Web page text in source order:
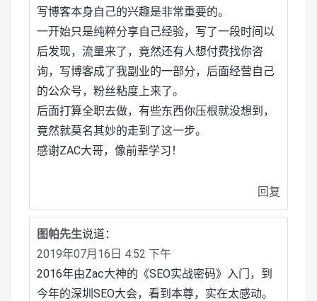
写博客本身自己的兴趣是非常重要的。
一开始只是纯粹分享自己经验，写了一段时间以
后发现，流量来了，竟然还有人想付费找你咨
询，写博客成了我副业的一部分，后面经营自己
的公众号，粉丝粘度上来了。
后面打算全职去做，有些东西你压根就没想到，
竟然就莫名其妙的走到了这一步。
感谢ZAC大哥，像前辈学习！
回复
图帕先生说道：
2019年07月16日 4:52 下午
2016年由Zac大神的《SEO实战密码》入门，到
今年的深圳SEO大会，看到本尊，实在太感动。